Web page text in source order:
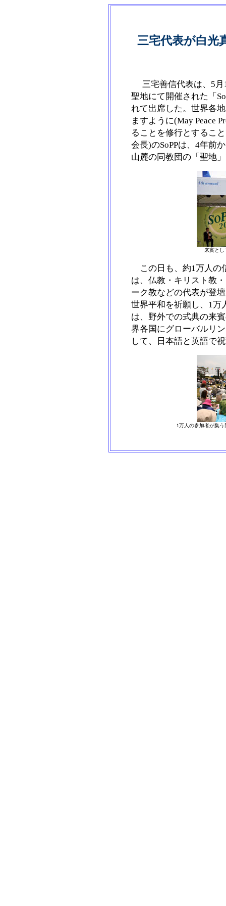
三宅代表が白光
三宅善信代表は、5
聖地にて開催された「
れて出席した。世界各
ますように(May Peace
ることを修行とするこ
会長)のSoPPは、4年前
山麓の同教団の「聖地
来賓とし
この日も、約1万人の
は、仏教・キリスト教
ーク教などの代表が登
世界平和を祈願し、1万
は、野外での式典の来
界各国にグローバルリ
して、日本語と英語で
1万人の参加者が集